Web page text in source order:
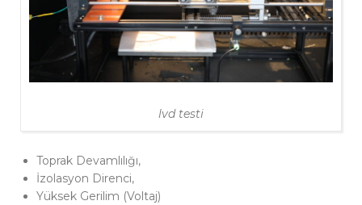
lvd testi
Toprak Devamlılığı,
İzolasyon Direnci,
Yüksek Gerilim (Voltaj)